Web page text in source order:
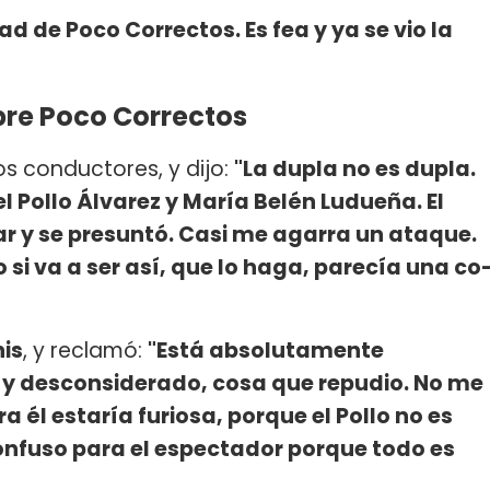
de Poco Correctos. Es fea y ya se vio la
Poco Correctos
conductores, y dijo: "La dupla no es dupla.
Álvarez y María Belén Ludueña. El
y se presuntó. Casi me agarra un ataque.
si va a ser así, que lo haga, parecía una
, y reclamó: "Está absolutamente
desconsiderado, cosa que repudio. No me
él estaría furiosa, porque el Pollo no es
para el espectador porque todo es